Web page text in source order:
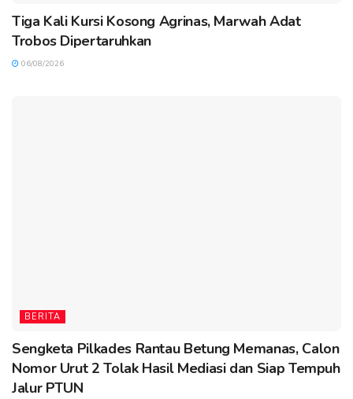
Tiga Kali Kursi Kosong Agrinas, Marwah Adat
Trobos Dipertaruhkan
06/08/2026
BERITA
Sengketa Pilkades Rantau Betung Memanas, Calon
Nomor Urut 2 Tolak Hasil Mediasi dan Siap Tempuh
Jalur PTUN